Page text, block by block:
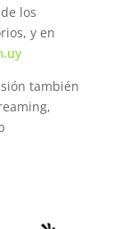
los
y en
también